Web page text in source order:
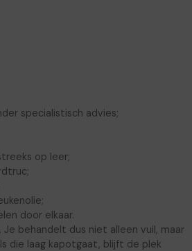
specialistisch advies;
op leer;
door elkaar.
behandelt dus niet alleen vuil, maar
die laag kapotgaat, blijft de plek